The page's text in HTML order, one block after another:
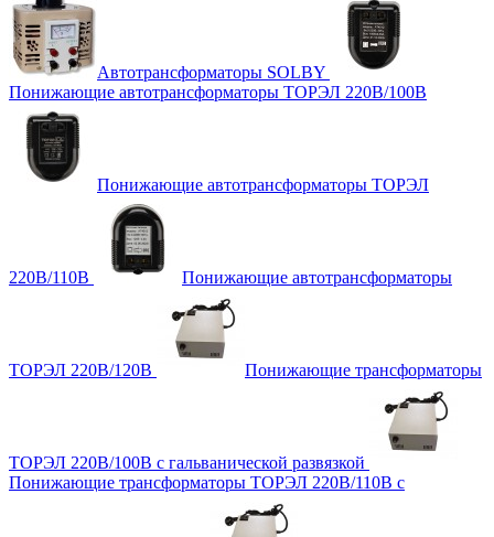
Автотрансформаторы SOLBY
Понижающие автотрансформаторы ТОРЭЛ 220В/100В
Понижающие автотрансформаторы ТОРЭЛ
220В/110В Понижающие автотрансформаторы
ТОРЭЛ 220В/120В Понижающие трансформаторы
ТОРЭЛ 220В/100В с гальванической развязкой
Понижающие трансформаторы ТОРЭЛ 220В/110В с